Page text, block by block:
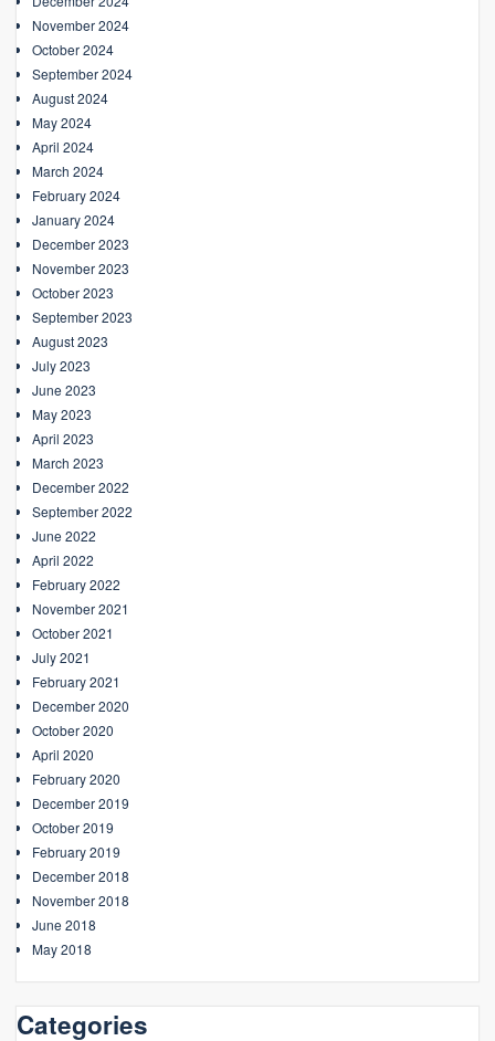
November 2024
October 2024
September 2024
August 2024
May 2024
April 2024
March 2024
February 2024
January 2024
December 2023
November 2023
October 2023
September 2023
August 2023
July 2023
June 2023
May 2023
April 2023
March 2023
December 2022
September 2022
June 2022
April 2022
February 2022
November 2021
October 2021
July 2021
February 2021
December 2020
October 2020
April 2020
February 2020
December 2019
October 2019
February 2019
December 2018
November 2018
June 2018
May 2018
Categories